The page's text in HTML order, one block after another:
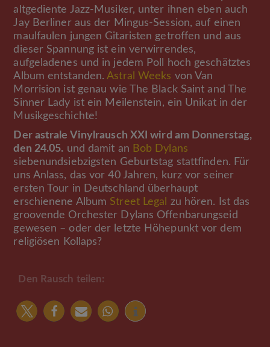
altgediente Jazz-Musiker, unter ihnen eben auch
Jay Berliner aus der Mingus-Session, auf einen
maulfaulen jungen Gitaristen getroffen und aus
dieser Spannung ist ein verwirrendes,
aufgeladenes und in jedem Poll hoch geschätztes
Album entstanden.Astral Weeks von Van
Morrision ist genau wie The Black Saint and The
Sinner Lady ist ein Meilenstein, ein Unikat in der
Musikgeschichte!
Der astrale Vinylrausch XXI wird am Donnerstag,
den 24.05. und damit an Bob Dylans
siebenundsiebzigsten Geburtstag stattfinden. Für
uns Anlass, das vor 40 Jahren, kurz vor seiner
ersten Tour in Deutschland überhaupt
erschienene Album Street Legal
zu hören. Ist das
groovende Orchester Dylans Offenbarungseid
gewesen – oder der letzte Höhepunkt vor dem
religiösen Kollaps?
Den Rausch teilen: